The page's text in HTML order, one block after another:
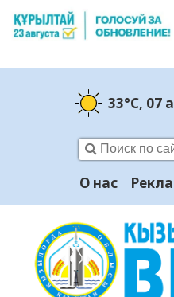
33°C, 07
О нас